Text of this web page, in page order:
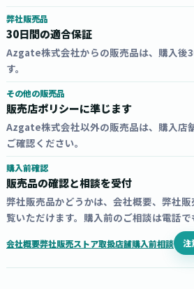
弊社販売品
30日間の適合保証
Azgate株式会社からの販売品は、購入後
す。
その他の販売品
販売店ポリシーに準じます
Azgate株式会社以外の販売品は、購入店
ご確認ください。
購入前確認
販売品の確認と相談を受付
弊社販売品かどうかは、会社概要、弊社
覧いただけます。購入前のご相談は電話で
会社概要弊社販売ストア取扱店舗購入前相談 注